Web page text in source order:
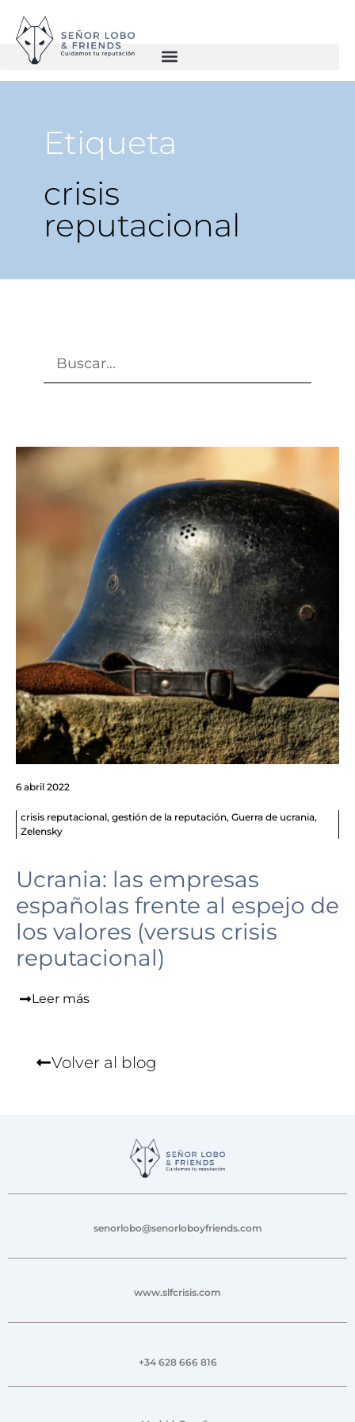
Etiqueta
crisis
reputacional
6 abril 2022
crisis reputacional, gestión de la reputación, Guerra de ucrania,
Zelensky
Ucrania: las empresas
españolas frente al espejo de
los valores (versus crisis
reputacional)
Leer más
Volver al blog
senorlobo@senorloboyfriends.com
www.slfcrisis.com
+34 628 666 816